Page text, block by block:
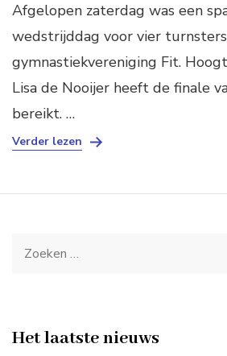
Afgelopen zaterdag was een
wedstrijddag voor vier
gymnastiekvereniging Fit.
Lisa de Nooijer heeft de finale
bereikt. …
Verder lezen
Zoeken
Het laatste nieuws